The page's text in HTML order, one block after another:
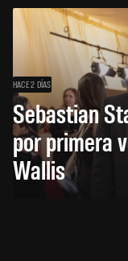
HACE 2 DÍAS
Sebastian
por primera
Wallis